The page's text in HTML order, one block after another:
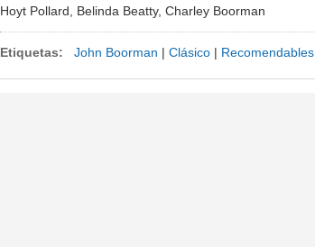
Hoyt Pollard, Belinda Beatty, Charley Boorman
Etiquetas: John Boorman | Clásico | Recomendables